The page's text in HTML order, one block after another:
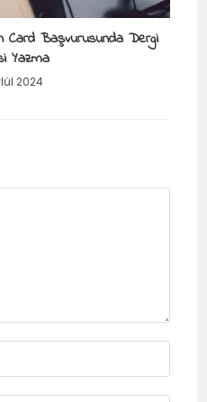
Card Başvurusunda Dergi
Yazma
2024